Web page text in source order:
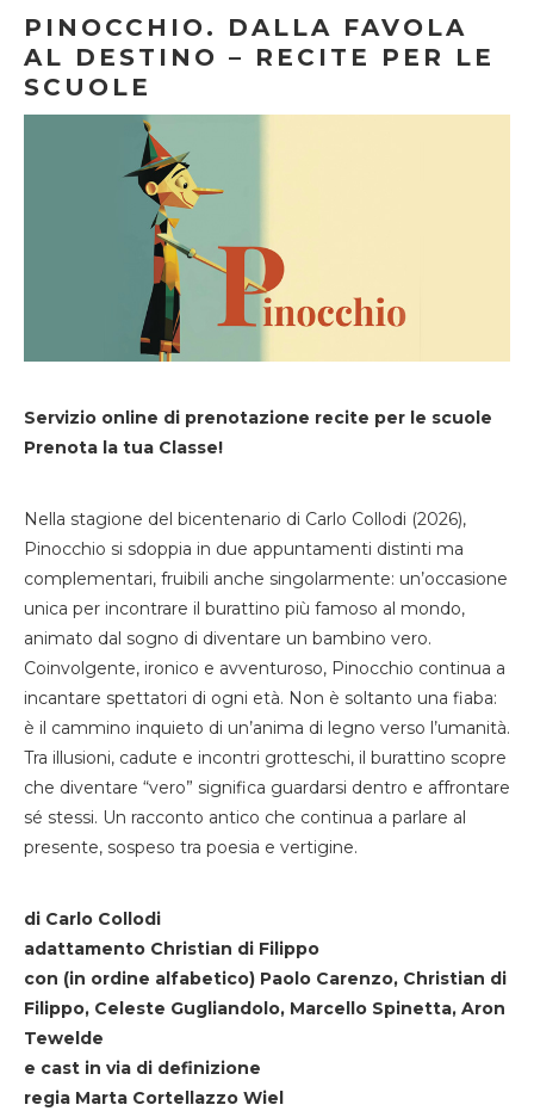
PINOCCHIO. DALLA FAVOLA
AL DESTINO – RECITE PER LE
SCUOLE
Servizio online di prenotazione recite per le scuole
Prenota la tua Classe!
Nella stagione del bicentenario di Carlo Collodi (2026),
Pinocchio si sdoppia in due appuntamenti distinti ma
complementari, fruibili anche singolarmente: un’occasione
unica per incontrare il burattino più famoso al mondo,
animato dal sogno di diventare un bambino vero.
Coinvolgente, ironico e avventuroso, Pinocchio continua a
incantare spettatori di ogni età. Non è soltanto una fiaba:
è il cammino inquieto di un’anima di legno verso l’umanità.
Tra illusioni, cadute e incontri grotteschi, il burattino scopre
che diventare “vero” significa guardarsi dentro e affrontare
sé stessi. Un racconto antico che continua a parlare al
presente, sospeso tra poesia e vertigine.
di Carlo Collodi
adattamento Christian di Filippo
con (in ordine alfabetico) Paolo Carenzo, Christian di
Filippo, Celeste Gugliandolo, Marcello Spinetta, Aron
Tewelde
e cast in via di definizione
regia Marta Cortellazzo Wiel